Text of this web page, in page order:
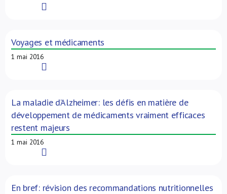
Voyages et médicaments
1 mai 2016
La maladie d’Alzheimer: les défis en matière de
développement de médicaments vraiment efficaces
restent majeurs
1 mai 2016
En bref: révision des recommandations nutritionnelles